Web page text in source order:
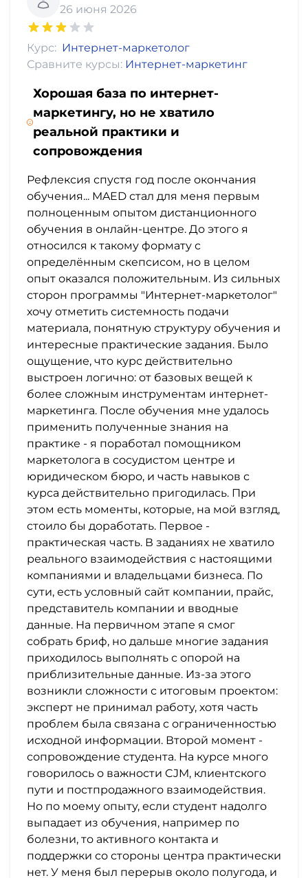
26 июня 2026
Курс: Интернет-маркетолог
Сравните курсы: Интернет-маркетинг
Хорошая база по интернет-
маркетингу, но не хватило
реальной практики и
сопровождения
Рефлексия спустя год после окончания
обучения... MAED стал для меня первым
полноценным опытом дистанционного
обучения в онлайн-центре. До этого я
относился к такому формату с
определённым скепсисом, но в целом
опыт оказался положительным. Из сильных
сторон программы "Интернет-маркетолог"
хочу отметить системность подачи
материала, понятную структуру обучения и
интересные практические задания. Было
ощущение, что курс действительно
выстроен логично: от базовых вещей к
более сложным инструментам интернет-
маркетинга. После обучения мне удалось
применить полученные знания на
практике - я поработал помощником
маркетолога в сосудистом центре и
юридическом бюро, и часть навыков с
курса действительно пригодилась. При
этом есть моменты, которые, на мой взгляд,
стоило бы доработать. Первое -
практическая часть. В заданиях не хватило
реального взаимодействия с настоящими
компаниями и владельцами бизнеса. По
сути, есть условный сайт компании, прайс,
представитель компании и вводные
данные. На первичном этапе я смог
собрать бриф, но дальше многие задания
приходилось выполнять с опорой на
приблизительные данные. Из-за этого
возникли сложности с итоговым проектом:
эксперт не принимал работу, хотя часть
проблем была связана с ограниченностью
исходной информации. Второй момент -
сопровождение студента. На курсе много
говорилось о важности CJM, клиентского
пути и постпродажного взаимодействия.
Но по моему опыту, если студент надолго
выпадает из обучения, например по
болезни, то активного контакта и
поддержки со стороны центра практически
нет. У меня был перерыв около полугода, и